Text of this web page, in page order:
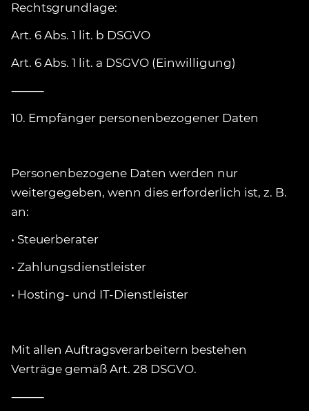
Rechtsgrundlage:
Art. 6 Abs. 1 lit. b DSGVO
Art. 6 Abs. 1 lit. a DSGVO (Einwilligung)
⸻
10. Empfänger personenbezogener Daten
Personenbezogene Daten werden nur
weitergegeben, wenn dies erforderlich ist, z. B.
an:
• Steuerberater
• Zahlungsdienstleister
• Hosting- und IT-Dienstleister
Mit allen Auftragsverarbeitern bestehen
Verträge gemäß Art. 28 DSGVO.
⸻